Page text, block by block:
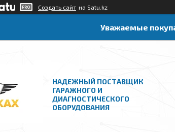
Создать сайт на Satu.kz
Уважаемые
НАДЕЖНЫЙ ПОСТАВЩИК
ГАРАЖНОГО И
ДИАГНОСТИЧЕСКОГО
ОБОРУДОВАНИЯ